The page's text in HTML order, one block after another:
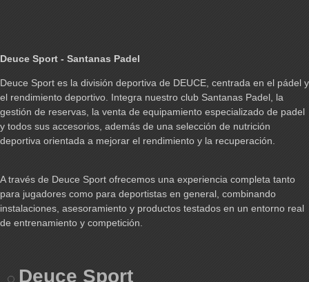
Deuce Sport - Santanas Padel
Deuce Sport es la división deportiva de DEUCE, centrada en el pádel y
el rendimiento deportivo. Integra nuestro club Santanas Padel, la
gestión de reservas, la venta de equipamiento especializado de padel
y todos sus accesorios, además de una selección de nutrición
deportiva orientada a mejorar el rendimiento y la recuperación.
A través de Deuce Sport ofrecemos una experiencia completa tanto
para jugadores como para deportistas en general, combinando
instalaciones, asesoramiento y productos testados en un entorno real
de entrenamiento y competición.
Deuce Sport